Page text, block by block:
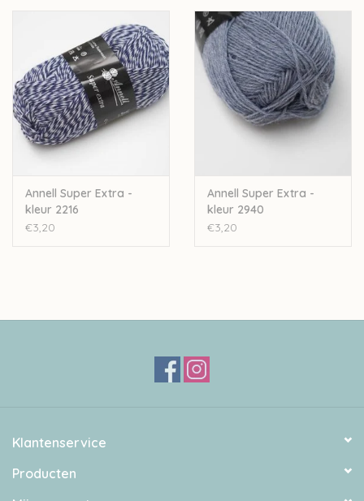
Annell Super Extra -
kleur 2216
€3,20
Annell Super Extra -
kleur 2940
€3,20
Klantenservice
Producten